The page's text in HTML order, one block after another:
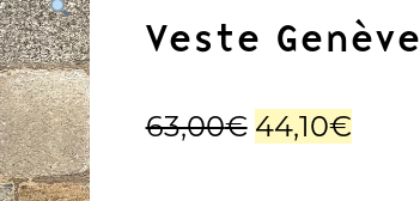
Veste Genève
63,00€ Le
44,10€Le